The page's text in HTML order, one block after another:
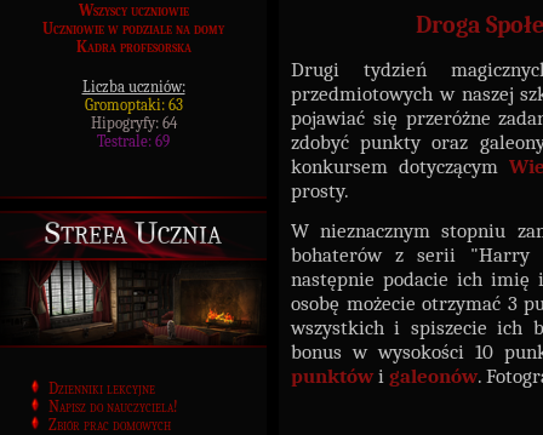
Wszyscy uczniowie
Uczniowie w podziale na domy
Kadra profesorska
Liczba uczniów:
Gromoptaki: 63
Hipogryfy: 64
Testrale: 69
Strefa Ucznia
Dzienniki lekcyjne
Napisz do nauczyciela!
Zbiór prac domowych
Droga
Drugi tydzień
przedmiotowych w naszej
pojawiać się przeróżne
zdobyć punkty oraz
konkursem dotyczącym
prosty.
W nieznacznym stopniu
bohaterów z serii "Harry
następnie podacie ich imię
osobę możecie otrzymać 3
wszystkich i spiszecie ich
bonus w wysokości 10
punktówi galeonów.